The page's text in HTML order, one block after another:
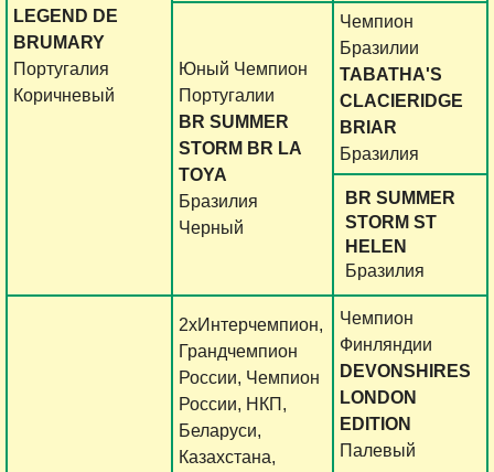
LEGEND DE
BRUMARY
Португалия
Коричневый
Юный Чемпион
Португалии
BR SUMMER
STORM BR LA
TOYA
Бразилия
Черный
Чемпион
Бразилии
TABATHA'S
CLACIERIDGE
BRIAR
Бразилия
BR SUMMER
STORM ST
HELEN
Бразилия
2хИнтерчемпион,
Грандчемпион
России, Чемпион
России, НКП,
Беларуси,
Казахстана,
Чемпион
Финляндии
DEVONSHIRES
LONDON
EDITION
Палевый